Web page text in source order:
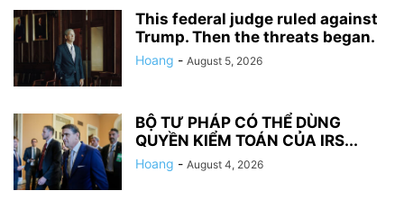
This federal judge ruled against
Trump. Then the threats began.
Hoang - August 5, 2026
BỘ TƯ PHÁP CÓ THỂ DÙNG
QUYỀN KIỂM TOÁN CỦA IRS...
Hoang - August 4, 2026